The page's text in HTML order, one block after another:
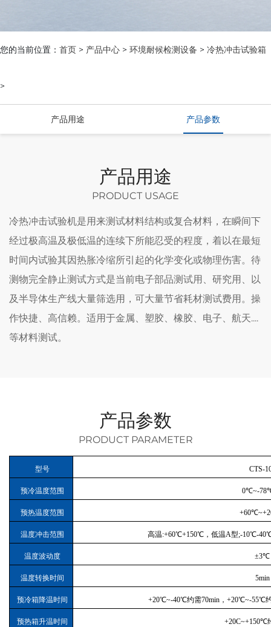
您的当前位置： 首页 > 产品中心 > 环境耐候检测设备 > 冷热冲击试验箱
>
产品用途 产品参数
产品用途
PRODUCT USAGE
冷热冲击试验机是用来测试材料结构或复合材料，在瞬间下
经过极高温及极低温的连续下所能忍受的程度，着以在最短
时间内试验其因热胀冷缩所引起的化学变化或物理伤害。待
测物完全静止测试方式是当前电子部品测试用、研究用、以
及半导体生产线大量筛选用，可大量节省耗材测试费用。操
作快捷、高信赖。适用于金属、塑胶、橡胶、电子、航天....
等材料测试。
产品参数
PRODUCT PARAMETER
型号 CTS-
预冷温度范围 0℃~-
预热温度范围
温度冲击范围 高温:+60℃+150℃，低温A型;-10℃-
温度波动度 ±3℃
温度转换时间 5min
预冷箱降温时间 +20℃~-40℃约需70min，+20℃~-55℃
预热箱升温时间 +20C~+150℃